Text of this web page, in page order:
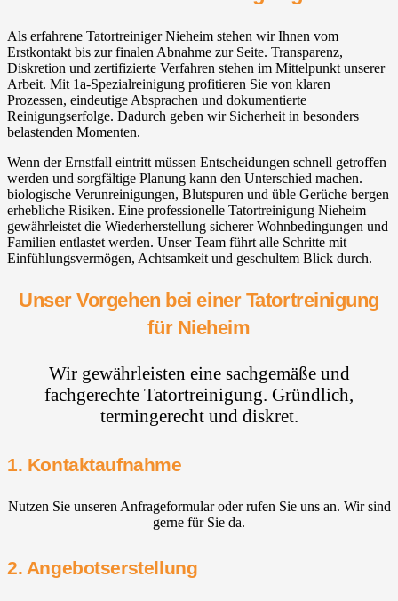
Als erfahrene Tatortreiniger Nieheim stehen wir Ihnen vom
Erstkontakt bis zur finalen Abnahme zur Seite. Transparenz,
Diskretion und zertifizierte Verfahren stehen im Mittelpunkt unserer
Arbeit. Mit 1a-Spezialreinigung profitieren Sie von klaren
Prozessen, eindeutige Absprachen und dokumentierte
Reinigungserfolge. Dadurch geben wir Sicherheit in besonders
belastenden Momenten.
Wenn der Ernstfall eintritt müssen Entscheidungen schnell getroffen
werden und sorgfältige Planung kann den Unterschied machen.
biologische Verunreinigungen, Blutspuren und üble Gerüche bergen
erhebliche Risiken. Eine professionelle Tatortreinigung Nieheim
gewährleistet die Wiederherstellung sicherer Wohnbedingungen und
Familien entlastet werden. Unser Team führt alle Schritte mit
Einfühlungsvermögen, Achtsamkeit und geschultem Blick durch.
Unser Vorgehen bei einer Tatortreinigung
für Nieheim
Wir gewährleisten eine sachgemäße und
fachgerechte Tatortreinigung. Gründlich,
termingerecht und diskret.
1. Kontaktaufnahme
Nutzen Sie unseren Anfrageformular oder rufen Sie uns an. Wir sind
gerne für Sie da.
2. Angebotserstellung